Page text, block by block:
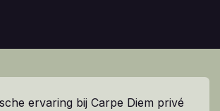
ervaring bij Carpe Diem privé